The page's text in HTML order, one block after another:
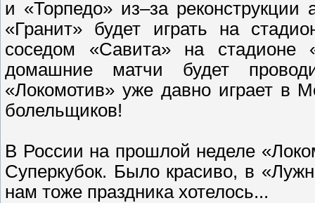
и «Торпедо» из–за
«Гранит» будет играть на
соседом «Савита» на стадионе
домашние матчи будет
«Локомотив» уже давно играет в
болельщиков!
В России на прошлой неделе
Суперкубок. Было красиво, в
нам тоже праздника хотелось...